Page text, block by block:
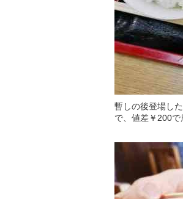
暫しの後登場し
で、値差￥200で